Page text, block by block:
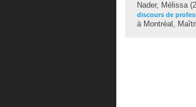
Nader, Mélissa
discours de
à Montréal,